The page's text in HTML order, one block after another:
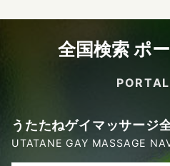
全国検索 ポ
うたたねゲイマッサージ
UTATANE GAY MASSAGE